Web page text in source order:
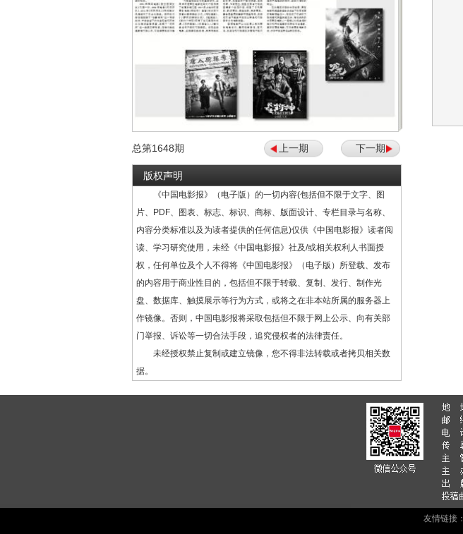
总第1648期 上一期 下一期
版权声明
《中国电影报》（电子版）的一切内容(包括但不限于文字、图
片、PDF、图表、标志、标识、商标、版面设计、专栏目录与名称、
内容分类标准以及为读者提供的任何信息)仅供《中国电影报》读者阅
读、学习研究使用，未经《中国电影报》社及/或相关权利人书面授
权，任何单位及个人不得将《中国电影报》（电子版）所登载、发布
的内容用于商业性目的，包括但不限于转载、复制、发行、制作光
盘、数据库、触摸展示等行为方式，或将之在非本站所属的服务器上
作镜像。否则，中国电影报将采取包括但不限于网上公示、向有关部
门举报、诉讼等一切合法手段，追究侵权者的法律责任。
未经授权禁止复制或建立镜像，您不得非法转载或者拷贝相关数
据。
友情链接：